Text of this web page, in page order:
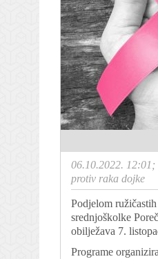
06.10.2022. 12:01;
protiv raka dojke
Podjelom
srednjoškolke
obilježava 7.
Programe